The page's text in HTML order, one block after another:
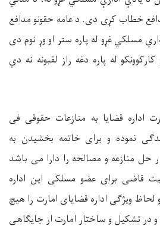
خطاب کړی دی. د عامه حقونو مدافع
مسلکي غړو له پاره ستر او وړ نوم دی
له پاره دغه راز لقبونه نه دي
اداره قضایا به منازعات حقوقی فی
نموده و برای خاتمه بخشیدن به
حل منازعه و مصالحه را دارا می باشد
قاضی برای عضو مسلکی این اداره
ویژگی اداره قضایای امارت را هیچ
و در تشکیل و ساختار امارت از جایگاهی